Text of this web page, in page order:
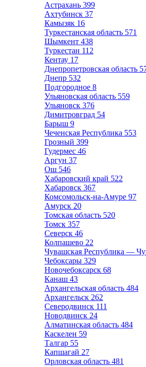
Астрахань 399
Ахтубинск 37
Камызяк 16
Туркестанская область 571
Шымкент 438
Туркестан 112
Кентау 17
Днепропетровская область
Днепр 532
Подгородное 8
Ульяновская область 559
Ульяновск 376
Димитровград 54
Барыш 9
Чеченская Республика 553
Грозный 399
Гудермес 46
Аргун 37
Ош 546
Хабаровский край 522
Хабаровск 367
Комсомольск-на-Амуре 97
Амурск 20
Томская область 520
Томск 357
Северск 46
Колпашево 22
Чувашская Республика —
Чебоксары 329
Новочебоксарск 68
Канаш 43
Архангельская область 484
Архангельск 262
Северодвинск 111
Новодвинск 24
Алматинская область 484
Каскелен 59
Талгар 55
Капшагай 27
Орловская область 481